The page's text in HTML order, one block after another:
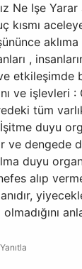
Ne Işe
kısmı
,
etkileşimde
ve işlevleri
tüm
duyu
ve dengede
duyu
alıp
Yanıtla